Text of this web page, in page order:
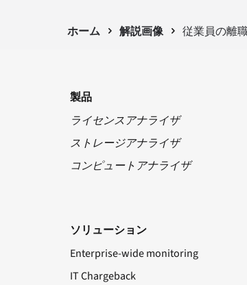
ホーム 解説画像 従業員の離
製品
ライセンスアナライザ
ストレージアナライザ
コンピュートアナライザ
ソリューション
Enterprise-wide monitoring
IT Chargeback